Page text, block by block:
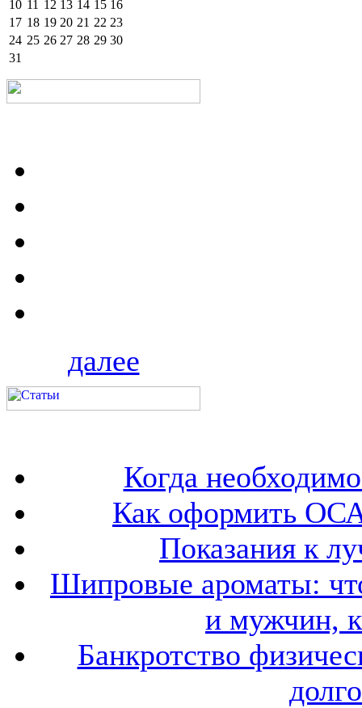
10 11 12 13 14 15 16
17 18 19 20 21 22 23
24 25 26 27 28 29 30
31
далее
Когда
Как оформить
Показания к
Шипровые ароматы:
и мужчин,
Банкротство